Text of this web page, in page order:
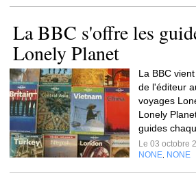
La BBC s'offre les
Lonely Planet
La BBC
de l'éditeur
voyages
Lonely
guides
Le 03 octobre
NONE NONE